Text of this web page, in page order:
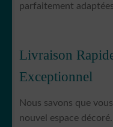
parfaitement
Livraison
Exceptionnel
Nous savons que
nouvel espace